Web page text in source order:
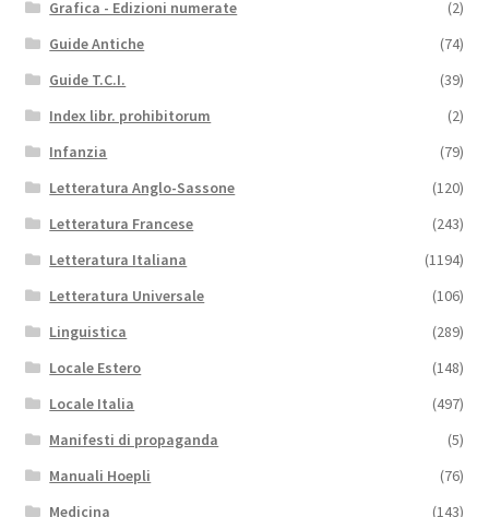
Grafica - Edizioni numerate
(2)
Guide Antiche
(74)
Guide T.C.I.
(39)
Index libr. prohibitorum
(2)
Infanzia
(79)
Letteratura Anglo-Sassone
(120)
Letteratura Francese
(243)
Letteratura Italiana
(1194)
Letteratura Universale
(106)
Linguistica
(289)
Locale Estero
(148)
Locale Italia
(497)
Manifesti di propaganda
(5)
Manuali Hoepli
(76)
Medicina
(143)